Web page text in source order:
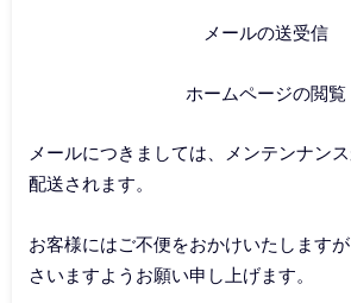
メールの送受信
ホームページの閲覧
メールにつきましては、メンテンナン
配送されます。
お客様にはご不便をおかけいたします
さいますようお願い申し上げます。